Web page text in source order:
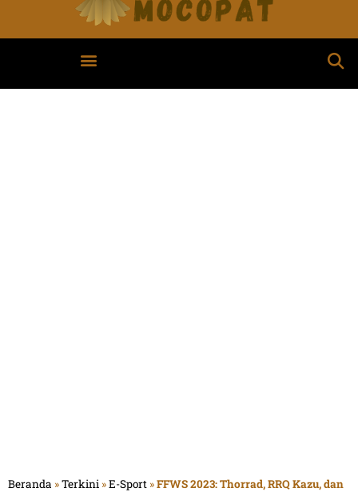
Beranda »Terkini »E-Sport »FFWS 2023: Thorrad, RRQ Kazu, dan